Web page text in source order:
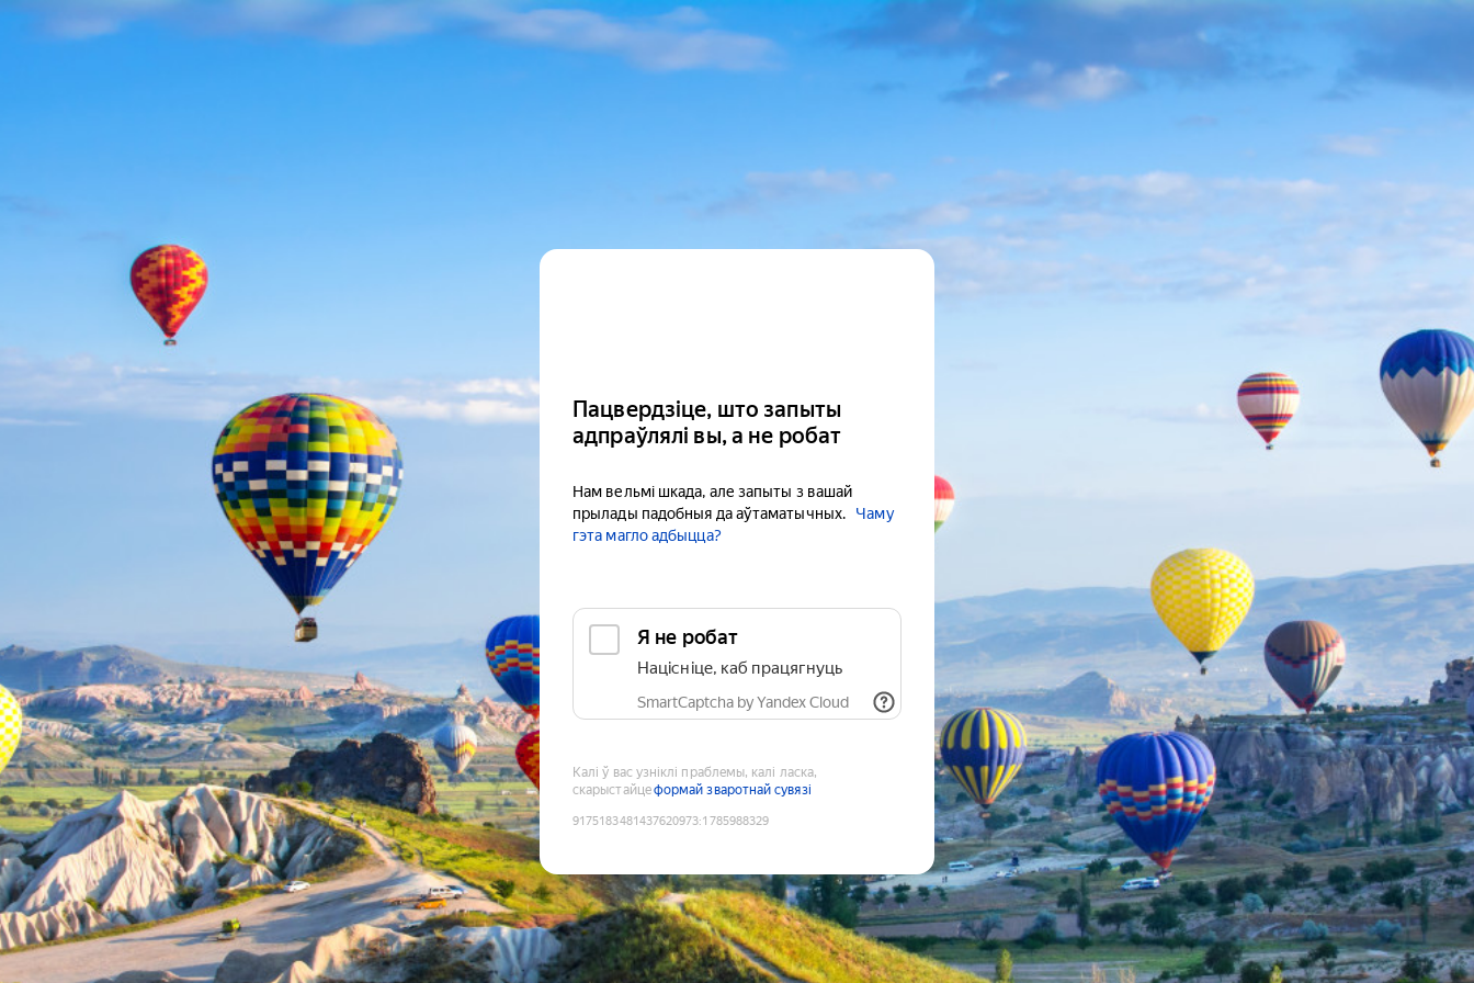
Пацвердзіце, што запыты
адпраўлялі вы, а не робат
Нам вельмі шкада, але запыты з вашай
прылады падобныя да аўтаматычных.
Чаму
гэта магло адбыцца?
Я не робат
Націсніце, каб працягнуць
SmartCaptcha by Yandex Cloud
Калі ў вас узніклі праблемы, калі ласка,
скарыстайцеформай зваротнай сувязі
9175183481437620973:1785988329